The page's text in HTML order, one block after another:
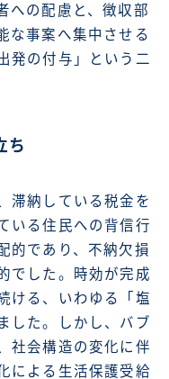
への配慮と、徴収部
な事案へ集中させる
発の付与」という二
ち
滞納している税金を
いる住民への背信行
的であり、不納欠損
でした。時効が完成
ける、いわゆる「塩
した。しかし、バブ
社会構造の変化に伴
による生活保護受給